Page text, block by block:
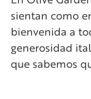
sientan como
bienvenida a
generosidad
que sabemos